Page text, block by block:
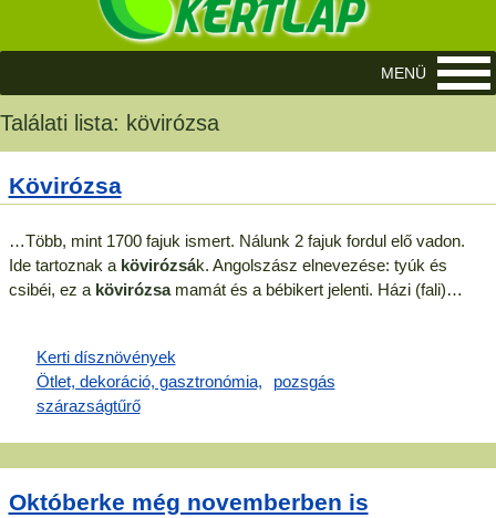
Találati lista: kövirózsa
Kövirózsa
…Több, mint 1700 fajuk ismert. Nálunk 2 fajuk fordul elő vadon.
Ide tartoznak a kövirózsák. Angolszász elnevezése: tyúk és
csibéi, ez a kövirózsamamát és a bébikert jelenti. Házi (fali)…
Októberke még novemberben is